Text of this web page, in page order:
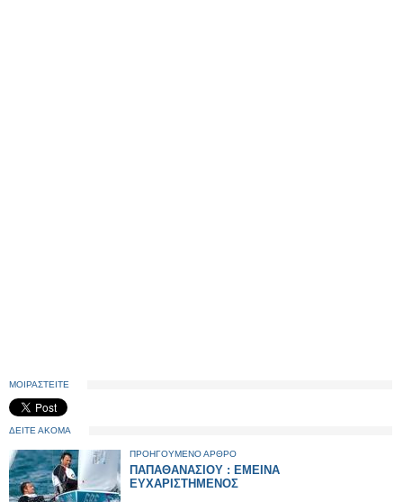
ΜΟΙΡΑΣΤΕΙΤΕ
ΔΕΙΤΕ ΑΚΟΜΑ
ΠΡΟΗΓΟΥΜΕΝΟ ΑΡΘΡΟ
ΠΑΠΑΘΑΝΑΣΙΟΥ : ΕΜΕΙΝΑ
ΕΥΧΑΡΙΣΤΗΜΕΝΟΣ